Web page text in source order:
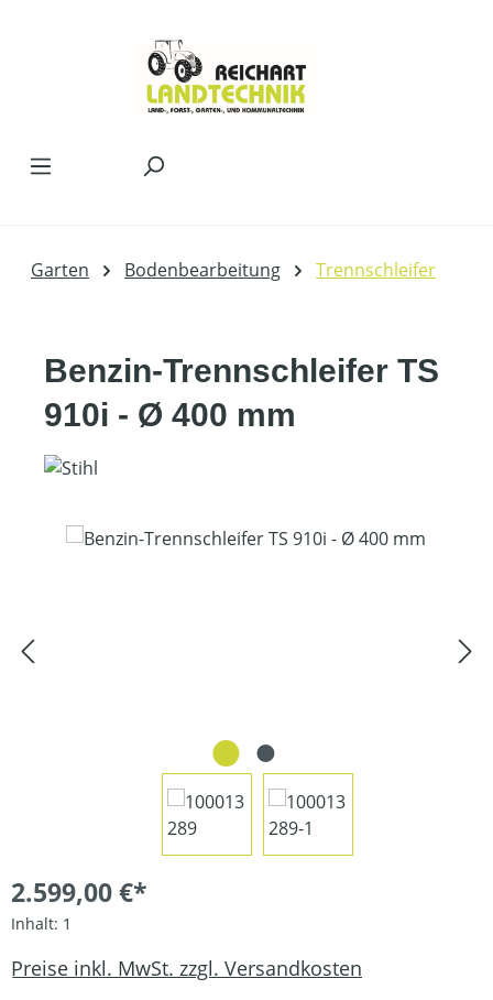
Garten Bodenbearbeitung Trennschleifer
Benzin-Trennschleifer TS
910i - Ø 400 mm
Bildergalerie überspringen
2.599,00 €*
Inhalt: 1
Preise inkl. MwSt. zzgl. Versandkosten